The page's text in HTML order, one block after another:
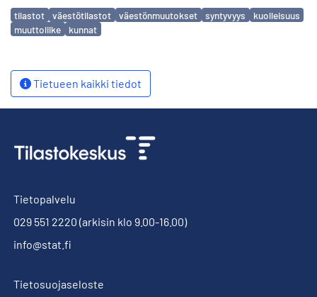
Avainsanat
tilastot väestötilastot väestönmuutokset syntyvyys
kuolleisuus
muuttoliike
kunnat
Tietueen kaikki tiedot
Tietopalvelu
029 551 2220 (arkisin klo 9.00-16.00)
info@stat.fi
Tietosuojaseloste